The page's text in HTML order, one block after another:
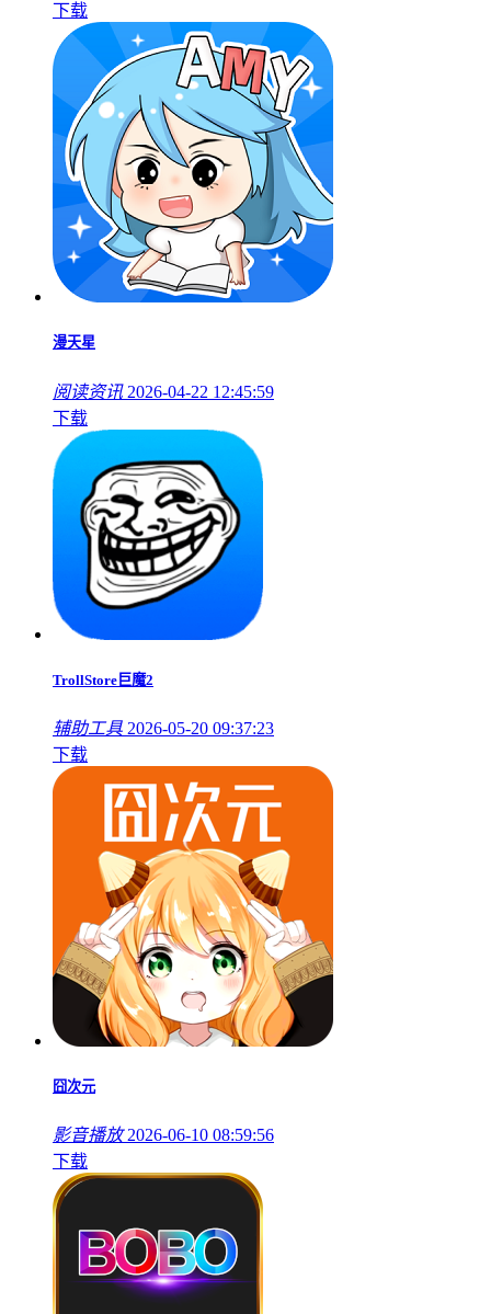
下载
漫天星
阅读资讯 2026-04-22 12:45:59
下载
TrollStore巨魔2
辅助工具 2026-05-20 09:37:23
下载
囧次元
影音播放 2026-06-10 08:59:56
下载